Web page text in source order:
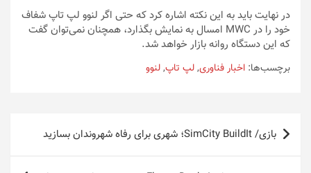
در نهایت باید به این نکته اشاره کرد که حتی اگر لنوو لپ تاپ شفاف
خود را در MWC امسال به نمایش بگذارد، همچنان نمی‌توان گفت
که این دستگاه روانه بازار خواهد شد.
برچسب‌ها: اخبار فناوری,لپ تاپ,لنوو
راهبری
نوشته
بازی/ SimCity BuildIt؛ شهری برای رفاه شهروندان بسازید